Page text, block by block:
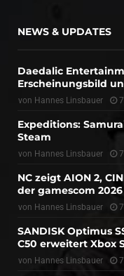
NEWS & UPDATES
Daedalic
Erscheinungsbild
von Hannes Linsbauer
Expeditions:
Steam
von Hannes Linsbauer
NC zeigt AION 2,
der gamescom 2026
von Hannes Linsbauer
SANDISK Optimus
C50 erweitert Xbox
von Hannes Linsbauer